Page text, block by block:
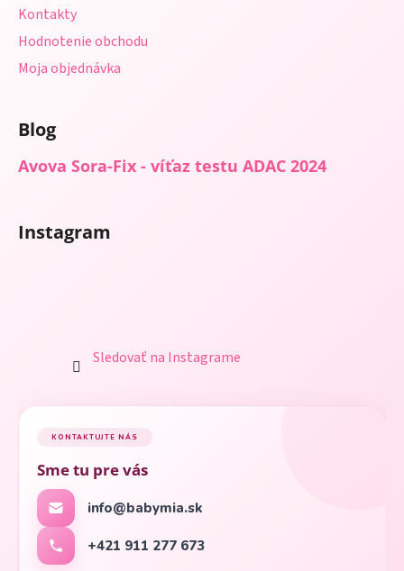
Kontakty
Hodnotenie obchodu
Moja objednávka
Blog
Avova Sora-Fix - víťaz testu ADAC 2024
Instagram
Sledovať na Instagrame
KONTAKTUJTE NÁS
Sme tu pre vás
info@babymia.sk
+421 911 277 673